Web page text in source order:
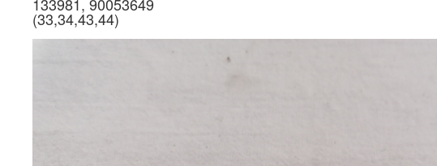
(33,34,43,44)